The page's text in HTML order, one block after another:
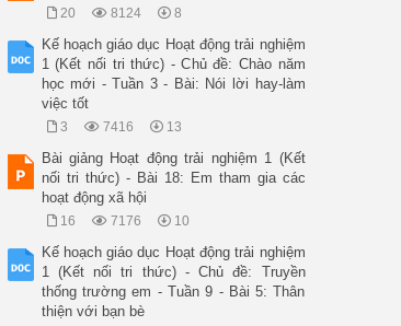
20 8124 8
Kế hoạch giáo dục Hoạt động trải nghiệm
1 (Kết nối tri thức) - Chủ đề: Chào năm
học mới - Tuần 3 - Bài: Nói lời hay-làm
việc tốt
3 7416 13
Bài giảng Hoạt động trải nghiệm 1 (Kết
nối tri thức) - Bài 18: Em tham gia các
hoạt động xã hội
16 7176 10
Kế hoạch giáo dục Hoạt động trải nghiệm
1 (Kết nối tri thức) - Chủ đề: Truyền
thống trường em - Tuần 9 - Bài 5: Thân
thiện với bạn bè